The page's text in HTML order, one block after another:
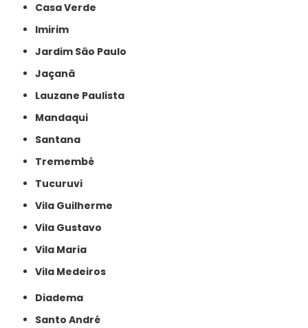
Casa Verde
Imirim
Jardim São Paulo
Jaçanã
Lauzane Paulista
Mandaqui
Santana
Tremembé
Tucuruvi
Vila Guilherme
Vila Gustavo
Vila Maria
Vila Medeiros
Diadema
Santo André